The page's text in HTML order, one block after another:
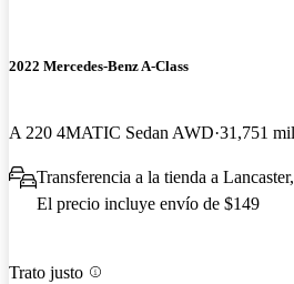
2022 Mercedes-Benz A-Class
A 220 4MATIC Sedan AWD 31,751
Transferencia a la tienda a
El precio incluye envío de $149
Trato justo